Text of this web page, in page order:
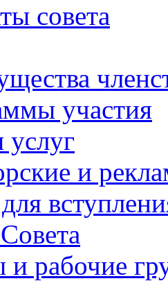
совета
участия
услуг
и
и рабочие